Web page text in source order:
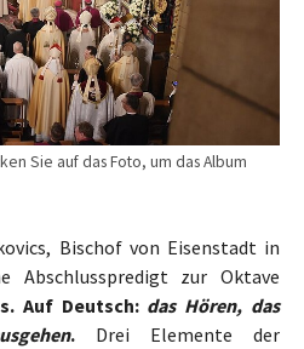
Sie auf das Foto, um das Album
Bischof von Eisenstadt in
Abschlusspredigt zur Oktave
Auf Deutsch: das Hören, das
. Drei Elemente der